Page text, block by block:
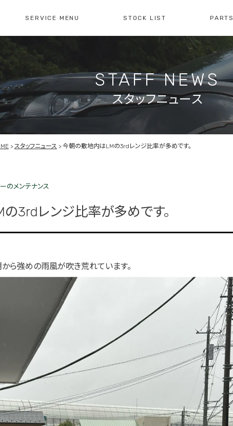
レイブリックについて 店舗紹介
SERVICE MENU
修理・整備・故障診断 車検・点検のご案内
STOCK LIST PARTS
0561-61-3930
10:00-19:00
お問い合わせ
お問い合わせ
買取のお問い合わせ
STAFF NEWS
スタッフニュース
スタッフニュース 今朝の敷地内はLMの3rdレンジ比率が多めです。
のメンテナンス
3rdレンジ比率が多めです。
ら強めの雨風が吹き荒れています。